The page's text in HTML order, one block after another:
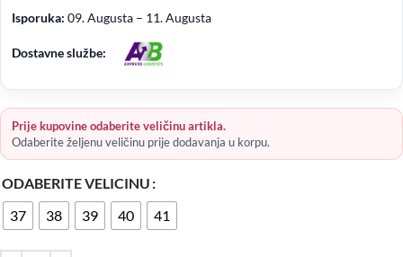
Isporuka: 09. Augusta – 11. Augusta
Dostavne službe:
Prije kupovine odaberite veličinu artikla.
Odaberite željenu veličinu prije dodavanja u korpu.
ODABERITE VELICINU
37
38 39 40 41